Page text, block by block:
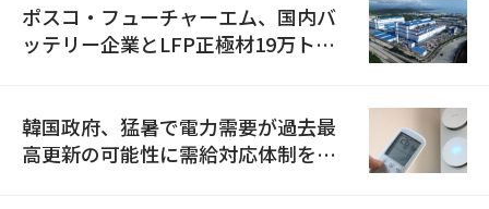
ポスコ・フューチャーエム、国内バ
ッテリー企業とLFP正極材19万トン
韓国政府、猛暑で電力需要が過去最
高更新の可能性に需給対応体制を点